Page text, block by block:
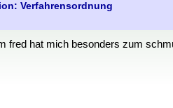
Verfahrensordnung
fred hat mich besonders zum